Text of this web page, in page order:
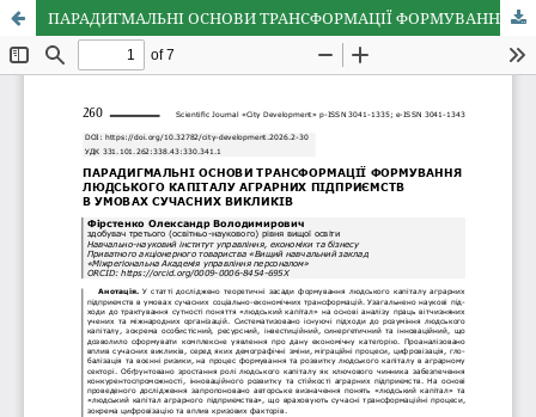
ПАРАДИГМАЛЬНІ ОСНОВИ ТРАНСФОРМАЦІЇ ФОРМУВАННЯ ЛЮДСЬКОГО КАПІТАЛУ АГРАРНИХ ПІДПРИЄМСТВ В УМОВАХ СУЧАСНИХ ВИКЛИКІВ